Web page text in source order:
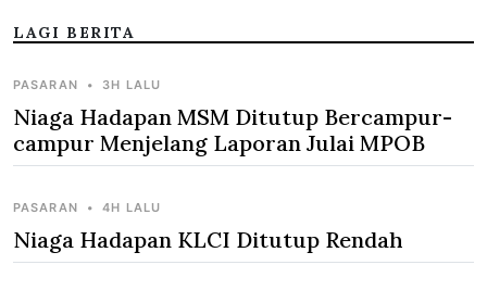
LAGI BERITA
PASARAN • 3H LALU
Niaga Hadapan MSM Ditutup Bercampur-
campur Menjelang Laporan Julai MPOB
PASARAN • 4H LALU
Niaga Hadapan KLCI Ditutup Rendah